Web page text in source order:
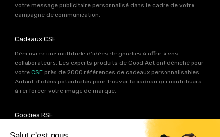
votre message publicitaire personnalisé dans le cadre de votre
campagne de communication.
Cadeaux CSE
Découvrez une multitude d’idées de goodies à offrir à vos
collaborateurs. Les experts produits de Good Act ont déniché pour
votre CSE près de 2000 références de cadeaux personnalisables.
Autant d’idées potentielles pour trouver le cadeau qui contribuera
à renforcer votre image de marque.
Goodies RSE
Vous souhaitez communiquer en accord avec vos valeurs ? Ca